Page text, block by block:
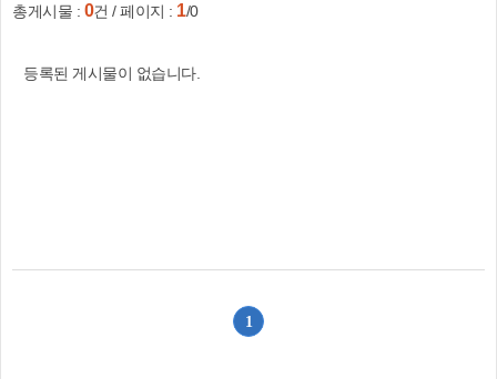
총게시물 : 0건 / 페이지 : 1/0
등록된 게시물이 없습니다.
1